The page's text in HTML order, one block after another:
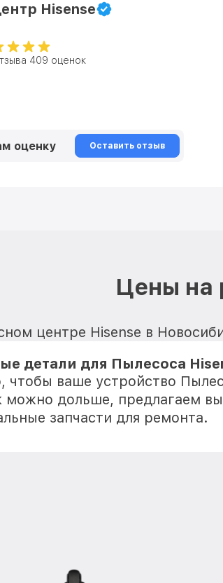
Hisense
409 оценок
оценку Оставить отзыв
Цены на
центре Hisense в
детали для Пылесоса
чтобы ваше устройство
можно дольше, предлагаем
запчасти для ремонта.